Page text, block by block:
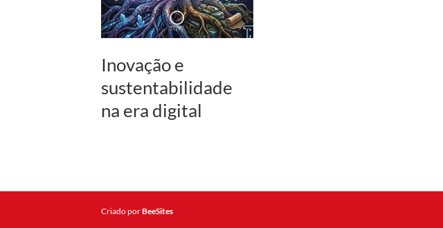
Inovação e
sustentabilidade
na era digital
Criado porBeeSites